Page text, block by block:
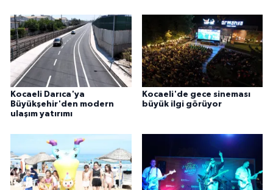
Kocaeli Darıca'ya
Büyükşehir'den modern
ulaşım yatırımı
Kocaeli'de gece sineması
büyük ilgi görüyor